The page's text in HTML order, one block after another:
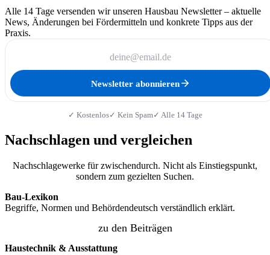
Alle 14 Tage versenden wir unseren Hausbau Newsletter – aktuelle
News, Änderungen bei Fördermitteln und konkrete Tipps aus der
Praxis.
Newsletter abonnieren
✓ Kostenlos✓ Kein Spam✓ Alle 14 Tage
Nachschlagen und vergleichen
Nachschlagewerke für zwischendurch. Nicht als Einstiegspunkt,
sondern zum gezielten Suchen.
Bau-Lexikon
Begriffe, Normen und Behördendeutsch verständlich erklärt.
zu den Beiträgen
Haustechnik & Ausstattung